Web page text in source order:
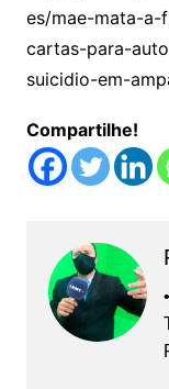
es/mae-mata-
cartas-para-
suicidio-em-
Compartilhe!